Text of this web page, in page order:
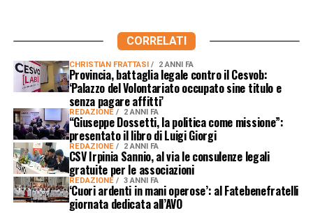
CORRELATI
CHRISTIAN FRATTASI 2 ANNI FA
Provincia, battaglia legale contro il Cesvob:
‘Palazzo del Volontariato occupato sine titulo e
senza pagare affitti’
REDAZIONE 2 ANNI FA
“Giuseppe Dossetti, la politica come missione”:
presentato il libro di Luigi Giorgi
REDAZIONE 2 ANNI FA
CSV Irpinia Sannio, al via le consulenze legali
gratuite per le associazioni
REDAZIONE 3 ANNI FA
‘Cuori ardenti in mani operose’: al Fatebenefratelli
giornata dedicata all’AVO